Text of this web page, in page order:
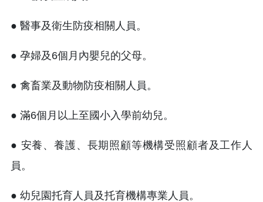
● 醫事及衛生防疫相關人員。
● 孕婦及6個月內嬰兒的父母。
● 禽畜業及動物防疫相關人員。
● 滿6個月以上至國小入學前幼兒。
● 安養、養護、長期照顧等機構受照顧者及工作人
員。
● 幼兒園托育人員及托育機構專業人員。